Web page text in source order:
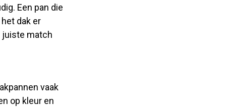
Een pan die
dak er
juiste match
vaak
op kleur en